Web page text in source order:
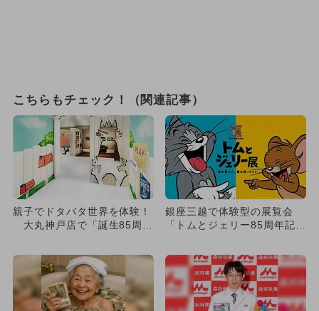
こちらもチェック！（関連記事）
親子でドタバタ世界を体験！
大丸神戸店で「誕生85周年
銀座三越で体験型の展覧会
「トムとジェリー85周年記念